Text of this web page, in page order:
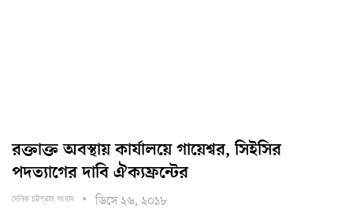
রক্তাক্ত অবস্থায় কার্যালয়ে গায়েশ্বর, সিইসির
পদত্যাগের দাবি ঐক্যফ্রন্টের
দৈনিক চট্টগ্রাম সংবাদ ডিসে ২৬, ২০১৮